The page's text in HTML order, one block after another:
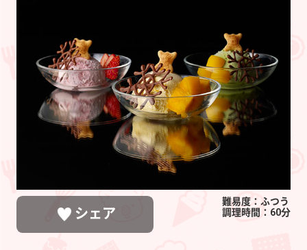
シェア
難易度：ふつう
調理時間：60分